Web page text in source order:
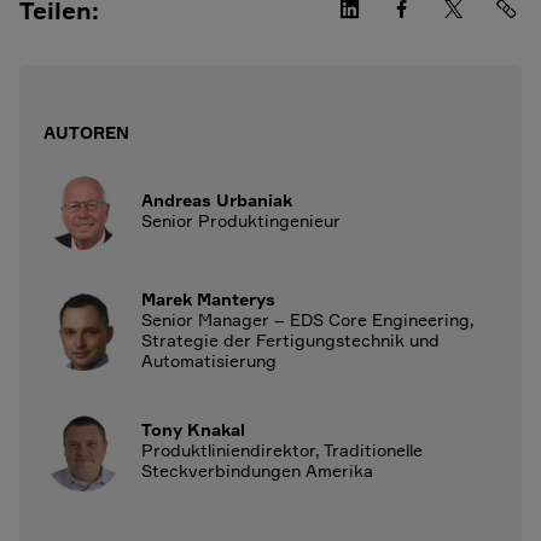
Teilen:
AUTOREN
Andreas Urbaniak
Senior Produktingenieur
Marek Manterys
Senior Manager – EDS Core Engineering,
Strategie der Fertigungstechnik und
Automatisierung
Tony Knakal
Produktliniendirektor, Traditionelle
Steckverbindungen Amerika